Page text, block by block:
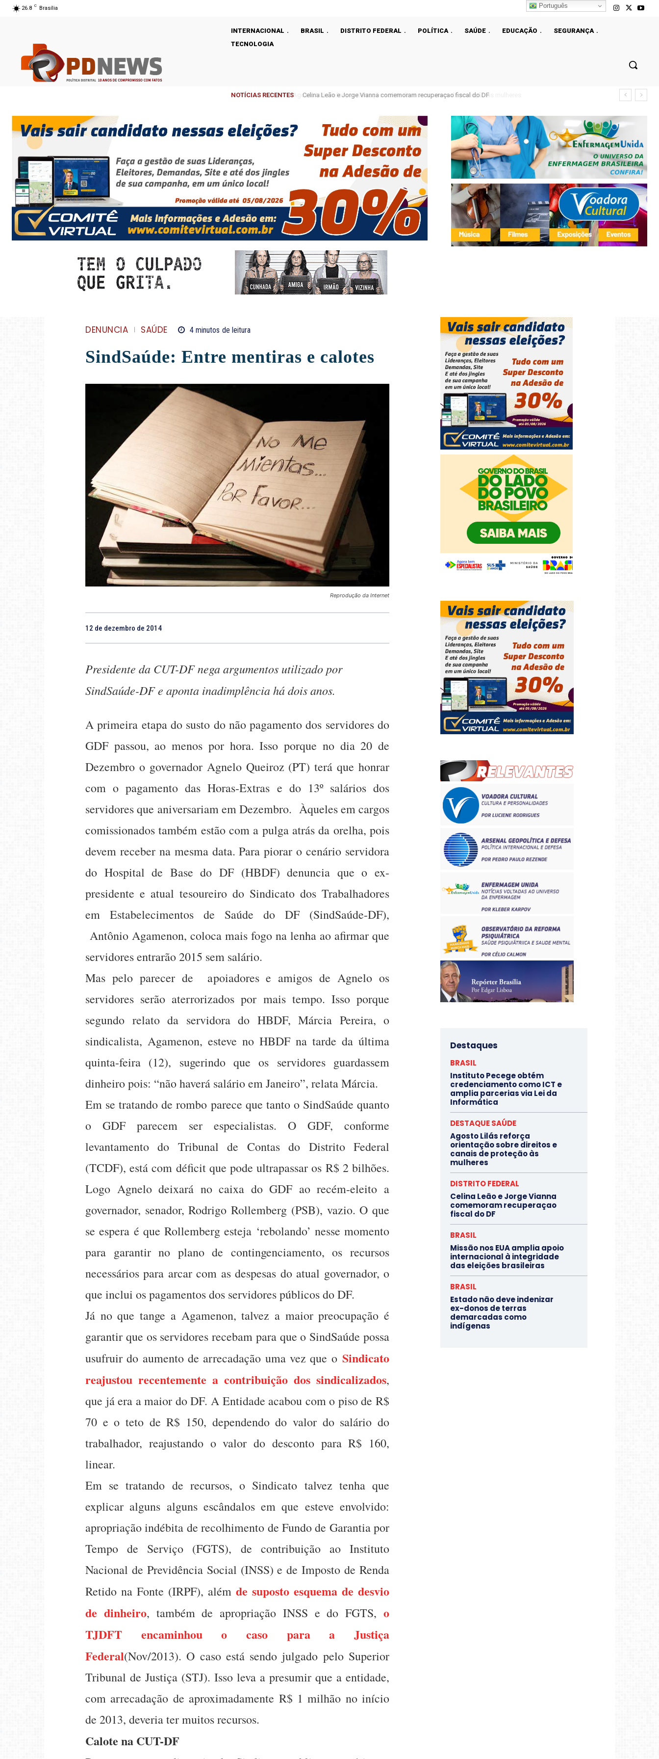
26.8 C Brasília
INTERNACIONAL BRASIL DISTRITO FEDERAL POLÍTICA SAÚDE EDUCAÇÃO
SEGURANÇA
TECNOLOGIA
NOTÍCIAS RECENTES Celina Leão e Jorge Vianna comemoram recuperaçao fiscal do DF
DENUNCIA SAÚDE 4minutos de leitura
SindSaúde: Entre mentiras e calotes
Reprodução da Internet
12 de dezembro de 2014
Presidente da CUT-DF nega argumentos utilizado por
SindSaúde-DF e aponta inadimplência há dois anos.
A primeira etapa do susto do não pagamento dos servidores do
GDF passou, ao menos por hora. Isso porque no dia 20 de
Dezembro o governador Agnelo Queiroz (PT) terá que honrar
com o pagamento das Horas-Extras e do 13º salários dos
servidores que aniversariam em Dezembro. Àqueles em cargos
comissionados também estão com a pulga atrás da orelha, pois
devem receber na mesma data. Para piorar o cenário servidora
do Hospital de Base do DF (HBDF) denuncia que o ex-
presidente e atual tesoureiro do Sindicato dos Trabalhadores
em Estabelecimentos de Saúde do DF (SindSaúde-DF),
Antônio Agamenon, coloca mais fogo na lenha ao afirmar que
servidores entrarão 2015 sem salário.
Mas pelo parecer de apoiadores e amigos de Agnelo os
servidores serão aterrorizados por mais tempo. Isso porque
segundo relato da servidora do HBDF, Márcia Pereira, o
sindicalista, Agamenon, esteve no HBDF na tarde da última
quinta-feira (12), sugerindo que os servidores guardassem
dinheiro pois: “não haverá salário em Janeiro”, relata Márcia.
Em se tratando de rombo parece que tanto o SindSaúde quanto
o GDF parecem ser especialistas. O GDF, conforme
levantamento do Tribunal de Contas do Distrito Federal
(TCDF), está com déficit que pode ultrapassar os R$ 2 bilhões.
Logo Agnelo deixará no caixa do GDF ao recém-eleito a
governador, senador, Rodrigo Rollemberg (PSB), vazio. O que
se espera é que Rollemberg esteja ‘rebolando’ nesse momento
para garantir no plano de contingenciamento, os recursos
necessários para arcar com as despesas do atual governador, o
que inclui os pagamentos dos servidores públicos do DF.
Já no que tange a Agamenon, talvez a maior preocupação é
garantir que os servidores recebam para que o SindSaúde possa
usufruir do aumento de arrecadação uma vez que o Sindicato
reajustou recentemente a contribuição dos sindicalizados,
que já era a maior do DF. A Entidade acabou com o piso de R$
70 e o teto de R$ 150, dependendo do valor do salário do
trabalhador, reajustando o valor do desconto para R$ 160,
linear.
Em se tratando de recursos, o Sindicato talvez tenha que
explicar alguns alguns escândalos em que esteve envolvido:
apropriação indébita de recolhimento de Fundo de Garantia por
Tempo de Serviço (FGTS), de contribuição ao Instituto
Nacional de Previdência Social (INSS) e de Imposto de Renda
Retido na Fonte (IRPF), além de suposto esquema de desvio
de dinheiro, também de apropriação INSS e do FGTS,o
TJDFT encaminhou o caso para a Justiça
Federal(Nov/2013). O caso está sendo julgado pelo Superior
Tribunal de Justiça (STJ). Isso leva a presumir que a entidade,
com arrecadação de aproximadamente R$ 1 milhão no início
de 2013, deveria ter muitos recursos.
Calote na CUT-DF
Destaques
BRASIL
Instituto Pecege obtém
credenciamento como ICT e
amplia parcerias via Lei da
Informática
DESTAQUE SAÚDE
Agosto Lilás reforça
orientação sobre direitos e
canais de proteção às
mulheres
DISTRITO FEDERAL
Celina Leão e Jorge Vianna
comemoram recuperaçao
fiscal do DF
BRASIL
Missão nos EUA amplia apoio
internacional à integridade
das eleições brasileiras
BRASIL
Estado não deve indenizar
ex-donos de terras
demarcadas como
indígenas
Português